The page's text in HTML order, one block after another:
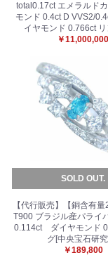
total0.17ct エメラルド
モンド 0.4ct D VVS2/
イヤモンド 0.766ct リ
￥11,000,000
SOLD OUT.
【代行販売】【銅含有
T900 ブラジル産パライ
0.114ct ダイヤモンド
グ[中央宝石研
￥189,800
お買い